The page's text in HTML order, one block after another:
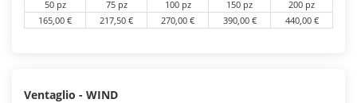
50 pz 75 pz 100 pz 150 pz
200 pz
165,00 €
217,50 € 270,00 € 390,00 € 440,00 €
Ventaglio - WIND